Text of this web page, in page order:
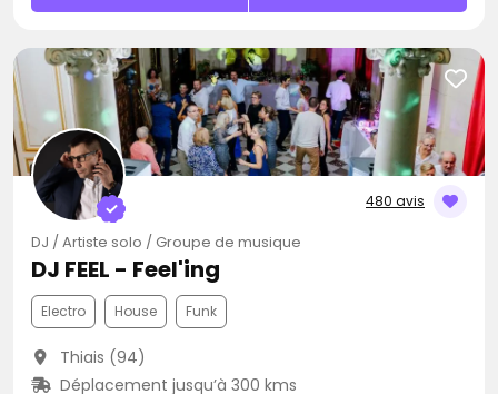
480 avis
DJ / Artiste solo / Groupe de musique
DJ FEEL - Feel'ing
Electro House Funk
Thiais (94)
Déplacement jusqu’à 300 kms